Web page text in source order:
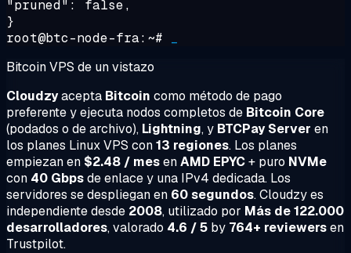
"pruned": false,
}
root@btc-node-fra:~#
Bitcoin VPS de un vistazo
Cloudzyacepta Bitcoin como método de pago
preferente y ejecuta nodos completos de Bitcoin Core
(podados o de archivo), Lightning, y BTCPay Server en
los planes Linux VPS con13 regiones. Los planes
empiezan en $2.48 / mesenAMD EPYC+ puro NVMe
con 40 Gbpsde enlace y una IPv4 dedicada. Los
servidores se despliegan en 60 segundos. Cloudzy es
independiente desde 2008, utilizado por Más de 122.000
desarrolladores, valorado 4.6 / 5 by 764+ reviewersen
Trustpilot.